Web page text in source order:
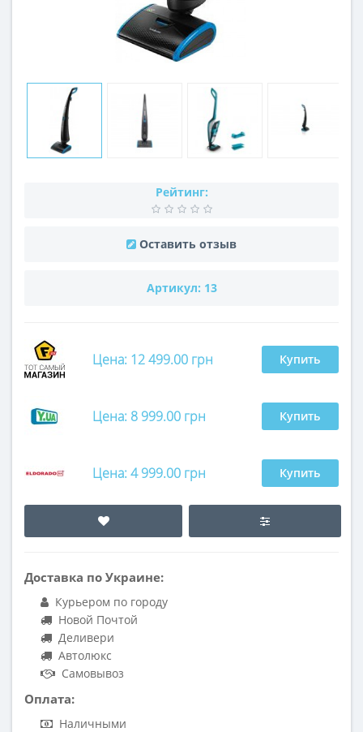
Рейтинг:
Оставить отзыв
Артикул: 13
Цена: 12 499.00 грн Купить
Цена: 8 999.00 грн Купить
Цена: 4 999.00 грн Купить
Доставка по Украине:
Курьером по городу
Новой Почтой
Деливери
Автолюкс
Самовывоз
Оплата:
Наличными